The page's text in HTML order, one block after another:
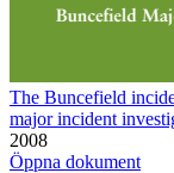
The Buncefield
major incident
2008
Öppna dokument